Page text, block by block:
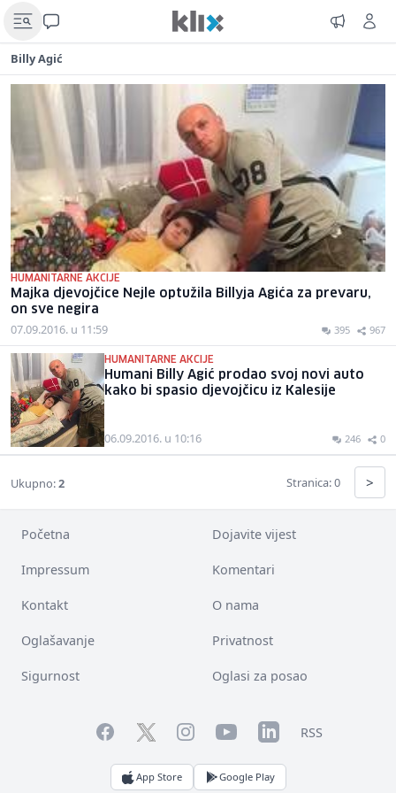
Billy Agić
HUMANITARNE AKCIJE
Majka djevojčice Nejle optužila Billyja Agića za prevaru,
on sve negira
07.09.2016. u 11:59 395 967
HUMANITARNE AKCIJE
Humani Billy Agić prodao svoj novi auto
kako bi spasio djevojčicu iz Kalesije
06.09.2016. u 10:16 246 0
Ukupno:2 Stranica: 0 >
Početna Dojavite vijest
Impressum Komentari
Kontakt O nama
Oglašavanje Privatnost
Sigurnost Oglasi za posao
FacebookTwitterInstagramYouTubeLinkedInRSS
App Store Google Play